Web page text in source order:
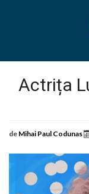
Actrița
de Mihai Paul Codunas